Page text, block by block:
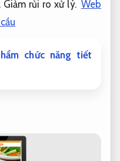
Giảm rủi ro xử lý. Web
chức năng tiết